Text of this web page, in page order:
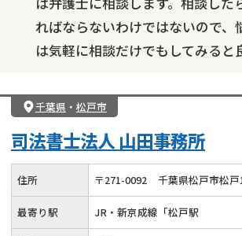
ればならないわけではないので、
は気軽に相談だけでもしてみると
千葉県 ・ 松戸市
司法書士法人 山田事務所
住所 〒271-0092 千葉県松戸市松戸
最寄り駅 JR・新京成線「松戸駅